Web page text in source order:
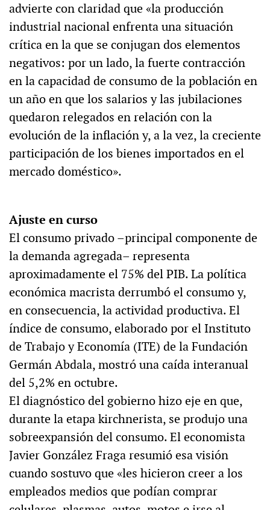
advierte con claridad que «la producción
industrial nacional enfrenta una situación
crítica en la que se conjugan dos elementos
negativos: por un lado, la fuerte contracción
en la capacidad de consumo de la población en
un año en que los salarios y las jubilaciones
quedaron relegados en relación con la
evolución de la inflación y, a la vez, la creciente
participación de los bienes importados en el
mercado doméstico».
Ajuste en curso
El consumo privado –principal componente de
la demanda agregada– representa
aproximadamente el 75% del PIB. La política
económica macrista derrumbó el consumo y,
en consecuencia, la actividad productiva. El
índice de consumo, elaborado por el Instituto
de Trabajo y Economía (ITE) de la Fundación
Germán Abdala, mostró una caída interanual
del 5,2% en octubre.
El diagnóstico del gobierno hizo eje en que,
durante la etapa kirchnerista, se produjo una
sobreexpansión del consumo. El economista
Javier González Fraga resumió esa visión
cuando sostuvo que «les hicieron creer a los
empleados medios que podían comprar